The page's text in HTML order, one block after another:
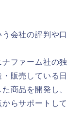
会社の評判や口
ファーム社の独
販売している日
商品を開発し、
らサポートして